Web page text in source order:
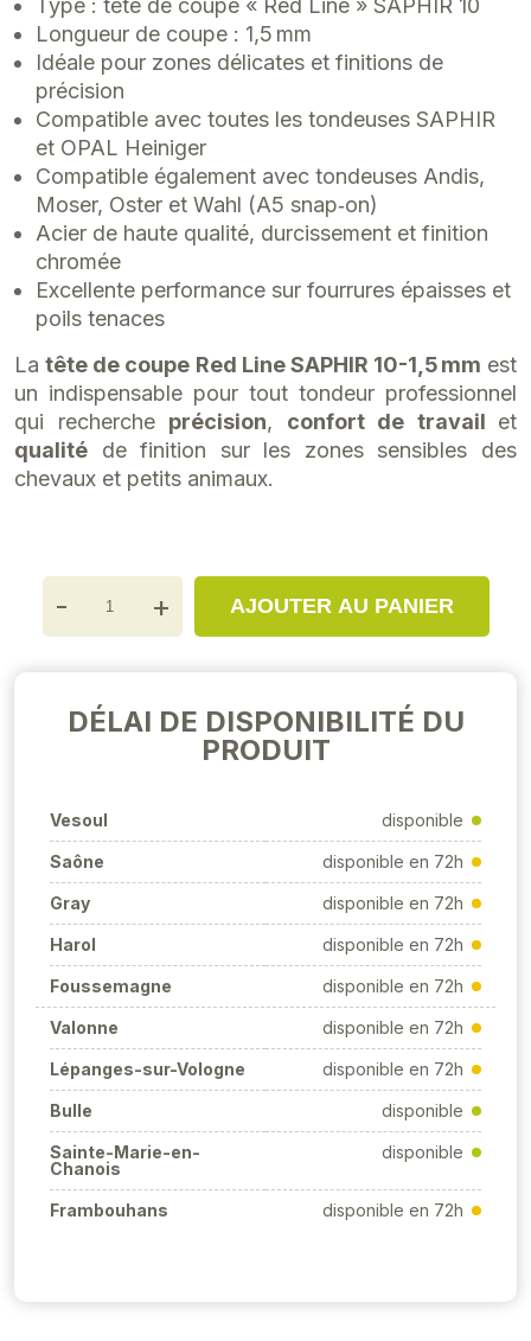
Type : tête de coupe « Red Line » SAPHIR 10
Longueur de coupe : 1,5 mm
Idéale pour zones délicates et finitions de
précision
Compatible avec toutes les tondeuses SAPHIR
et OPAL Heiniger
Compatible également avec tondeuses Andis,
Moser, Oster et Wahl (A5 snap‑on)
Acier de haute qualité, durcissement et finition
chromée
Excellente performance sur fourrures épaisses et
poils tenaces
Latête de coupe Red Line SAPHIR 10-1,5 mm est
un indispensable pour tout tondeur professionnel
qui recherche précision, confort de travail et
qualité de finition sur les zones sensibles des
chevaux et petits animaux.
- + AJOUTER AU PANIER
DÉLAI DE DISPONIBILITÉ DU
PRODUIT
Vesoul disponible
Saône disponible en 72h
Gray disponible en 72h
Harol disponible en 72h
Foussemagne disponible en 72h
Valonne disponible en 72h
Lépanges-sur-Vologne disponible en 72h
Bulle disponible
Sainte-Marie-en-
Chanois
disponible
Frambouhans disponible en 72h